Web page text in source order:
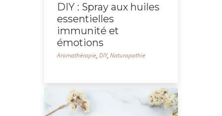
DIY : Spray aux huiles
essentielles
immunité et
émotions
Aromathérapie,DIY,Naturopathie